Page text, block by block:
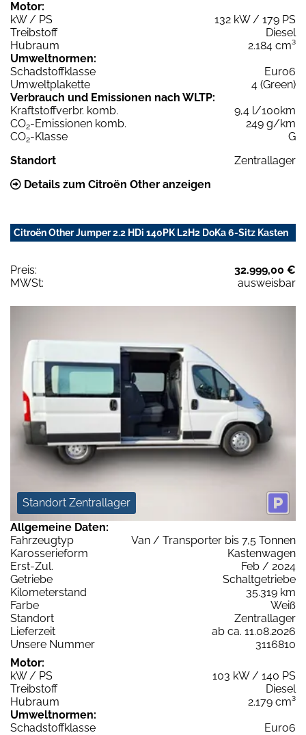
Motor:
kW / PS
132 kW / 179 PS
Treibstoff
Diesel
Hubraum
2.184 cm³
Umweltnormen:
Schadstoffklasse
Euro6
Umweltplakette
4 (Green)
Verbrauch und Emissionen nach WLTP:
Kraftstoffverbr. komb.
9,4 l/100km
CO2-Emissionen komb.
249 g/km
CO2-Klasse
G
Standort
Zentrallager
Details zum Citroën Other anzeigen
Citroën Other Jumper 2.2 HDi 140PK L2H2 DoKa 6-Sitz Kasten
Preis:
32.999,00 €
MWSt:
ausweisbar
Standort Zentrallager
Allgemeine Daten:
Fahrzeugtyp
Van / Transporter bis 7,5 Tonnen
Karosserieform
Kastenwagen
Erst-Zul.
Feb / 2024
Getriebe
Schaltgetriebe
Kilometerstand
35.319 km
Farbe
Weiß
Standort
Zentrallager
Lieferzeit
ab ca. 11.08.2026
Unsere Nummer
3116810
Motor:
kW / PS
103 kW / 140 PS
Treibstoff
Diesel
Hubraum
2.179 cm³
Umweltnormen:
Schadstoffklasse
Euro6